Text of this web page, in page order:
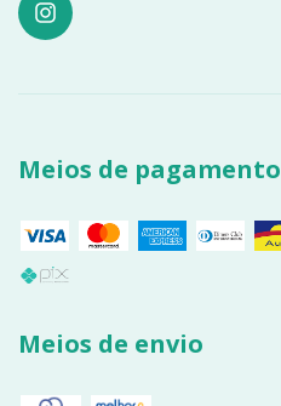
Meios de pagamento
Meios de envio